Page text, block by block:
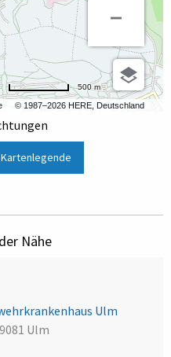
© 1987–2026 HERE, Deutschland
500 m
Kartenlegende
Nähe
Ulm
Ulm